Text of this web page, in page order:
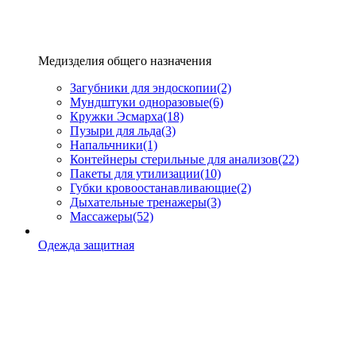
Медизделия общего назначения
Загубники для эндоскопии(2)
Мундштуки одноразовые(6)
Кружки Эсмарха(18)
Пузыри для льда(3)
Напальчники(1)
Контейнеры стерильные для анализов(22)
Пакеты для утилизации(10)
Губки кровоостанавливающие(2)
Дыхательные тренажеры(3)
Массажеры(52)
Одежда защитная